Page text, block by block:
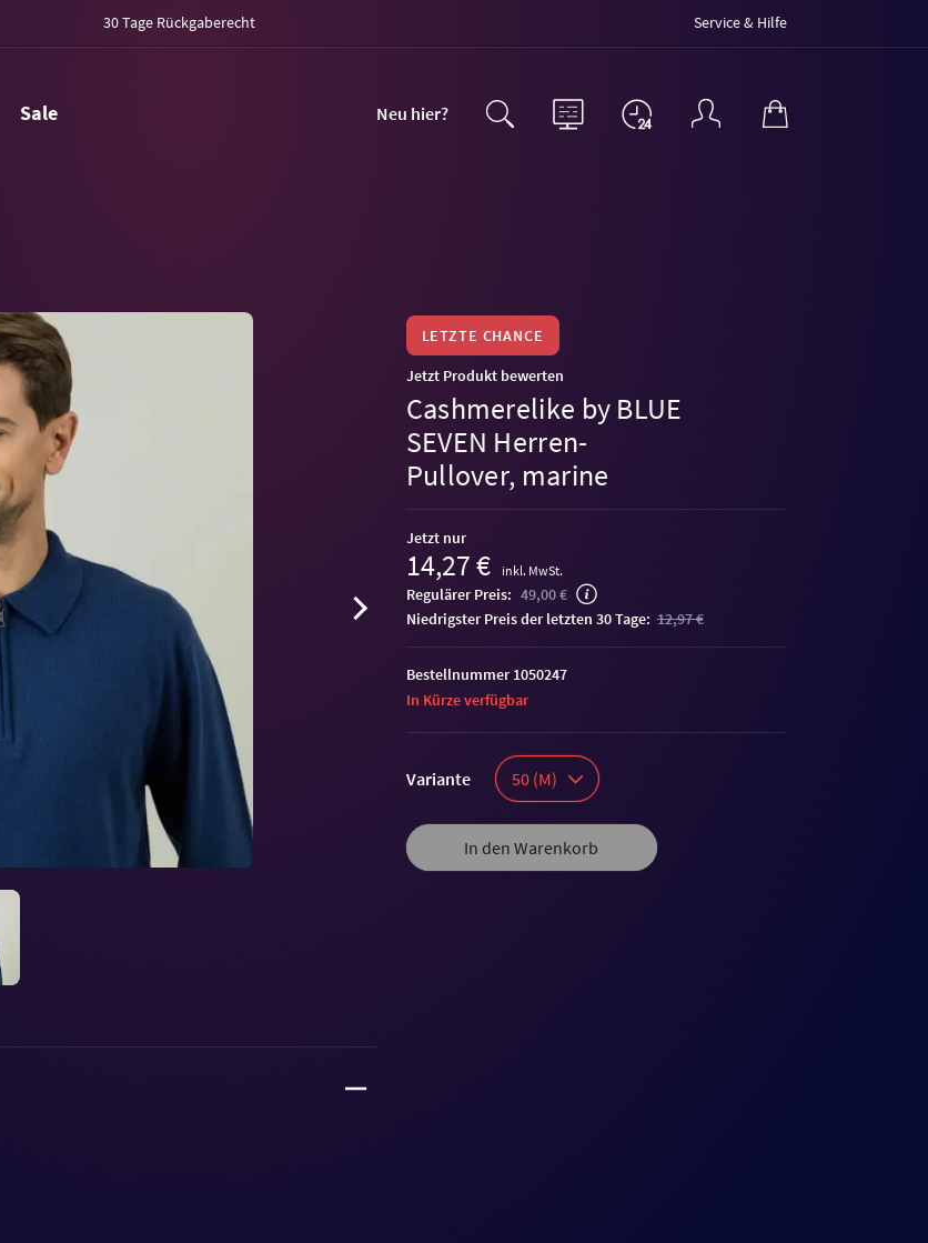
30 Tage Rückgaberecht Service & Hilfe
Sale Neu hier?
LETZTE CHANCE
Jetzt Produkt bewerten
Cashmerelike by BLUE
SEVEN Herren-
Pullover, marine
Jetzt nur
14,27 € inkl. MwSt.
Regulärer Preis: 49,00 €
niedrigster Preis der letzten 30 Tage: 12,97 €
Variante 50 (M)
In den Warenkorb
Bestellnummer 1050247
In Kürze verfügbar